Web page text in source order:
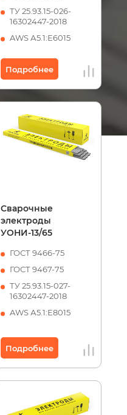
ТУ 25.93.15-026-
16302447-2018
AWS А5.1:Е6015
Подробнее
Сварочные
электроды
УОНИ-13/65
ГОСТ 9466-75
ГОСТ 9467-75
ТУ 25.93.15-027-
16302447-2018
AWS А5.1:Е8015
Подробнее